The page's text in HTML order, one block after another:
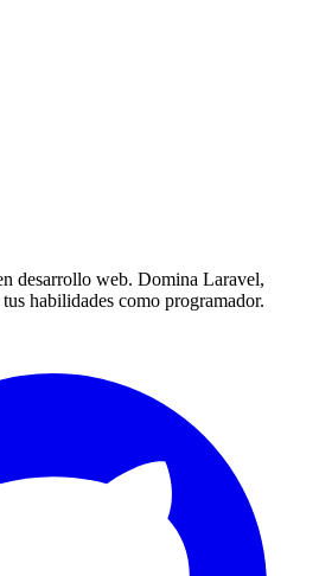
desarrollo web. Domina Laravel,
habilidades como programador.